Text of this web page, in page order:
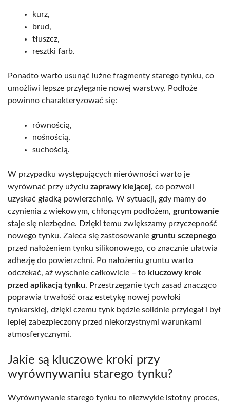
kurz,
brud,
tłuszcz,
resztki farb.
Ponadto warto usunąć luźne fragmenty starego tynku, co
umożliwi lepsze przyleganie nowej warstwy. Podłoże
powinno charakteryzować się:
równością,
nośnością,
suchością.
W przypadku występujących nierówności warto je
wyrównać przy użyciu zaprawy klejącej, co pozwoli
uzyskać gładką powierzchnię. W sytuacji, gdy mamy do
czynienia z wiekowym, chłonącym podłożem, gruntowanie
staje się niezbędne. Dzięki temu zwiększamy przyczepność
nowego tynku. Zaleca się zastosowanie gruntu sczepnego
przed nałożeniem tynku silikonowego, co znacznie ułatwia
adhezję do powierzchni. Po nałożeniu gruntu warto
odczekać, aż wyschnie całkowicie – to kluczowy krok
przed aplikacją tynku. Przestrzeganie tych zasad znacząco
poprawia trwałość oraz estetykę nowej powłoki
tynkarskiej, dzięki czemu tynk będzie solidnie przylegał i był
lepiej zabezpieczony przed niekorzystnymi warunkami
atmosferycznymi.
Jakie są kluczowe kroki przy
wyrównywaniu starego tynku?
Wyrównywanie starego tynku to niezwykle istotny proces,